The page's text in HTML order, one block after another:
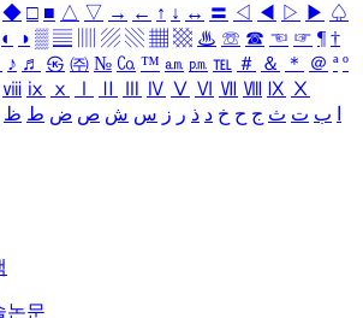
◆ □ ■ △ ▽ → ← ↑ ↓ ↔ 〓 ◁ ◀ ▷ ▶ ♤
◐ ◑ ▒ ▤ ▨ ▧ ▦ ▩ ♨ ☏ ☎ ☜ ☞ ¶ †
♪ ♬ ㉿ ㈜ № ㏇ ™ ㏂ ㏘ ℡ ＃ ＆ ＊ ＠ ª º
ⅷ ⅸ ⅹ Ⅳ Ⅴ Ⅵ Ⅶ Ⅷ Ⅸ Ⅹ
ب ت ث ج ح خ د ذ ر ز س ش ص ض ط ظ
논문